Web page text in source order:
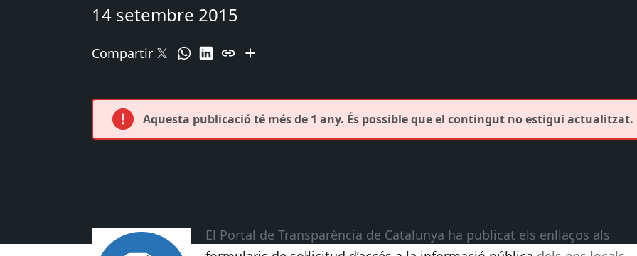
14 setembre 2015
Compartir
Aquesta publicació té més de 1 any. És possible que el contingut no estigui actualitzat.
El Portal de Transparència de Catalunya ha publicat els enllaços als